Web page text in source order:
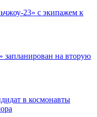
23» с экипажем к
запланирован на вторую
в космонавты